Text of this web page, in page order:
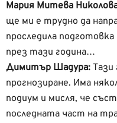
Мария Митева
ще ми е трудно да
проследила
през тази година…
Димитър Шадура: Тази
прогнозиране. Има
подиум и мисля, че
последната част на